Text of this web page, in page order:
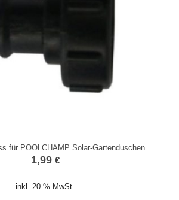
für POOLCHAMP Solar-Gartenduschen
1,99 €
inkl. 20 % MwSt.